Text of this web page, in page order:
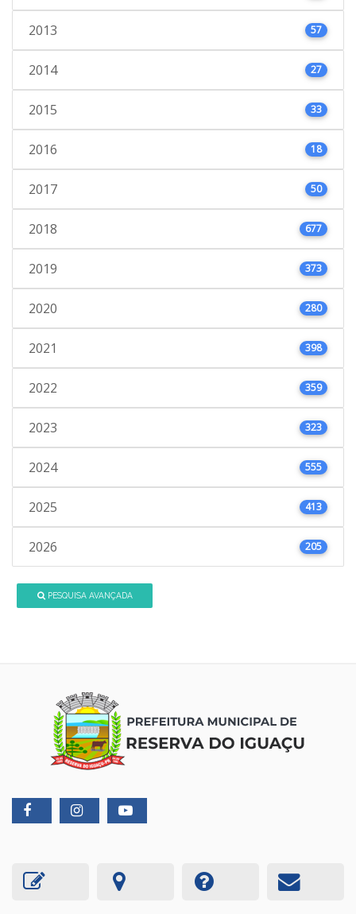
2013 57
2014 27
2015 33
2016 18
2017 50
2018 677
2019 373
2020 280
2021 398
2022 359
2023 323
2024 555
2025 413
2026 205
PESQUISA AVANÇADA